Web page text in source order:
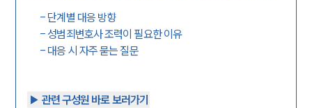
- 단계별 대응 방향
- 성범죄변호사 조력이 필요한 이유
- 대응 시 자주 묻는 질문
▶︎ 관련 구성원 바로 보러가기